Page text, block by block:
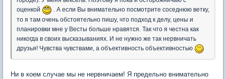
оценкой
. А если Вы внимательно посмотрите соседнюю ветку,
то я там очень обстоятельно пишу, что подход к делу, цены и
планировки мне у Весты больше нравятся. Так что я честна как
никогда в своих высказываниях. И не нужно же так нервничать
друзья! Чувства чувствами, а объективность объективностью
Ни в коем случае мы не нервничаем! Я предельно внимательно